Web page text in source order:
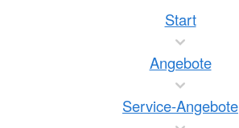
Start
Angebote
Service-Angebote